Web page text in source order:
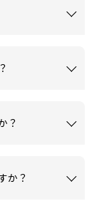
？
か？